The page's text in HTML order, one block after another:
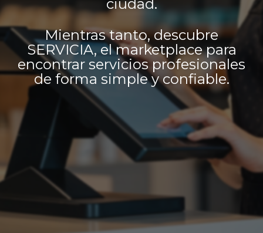
ciudad.
Mientras tanto, descubre
SERVICIA, el marketplace para
encontrar servicios profesionales
de forma simple y confiable.